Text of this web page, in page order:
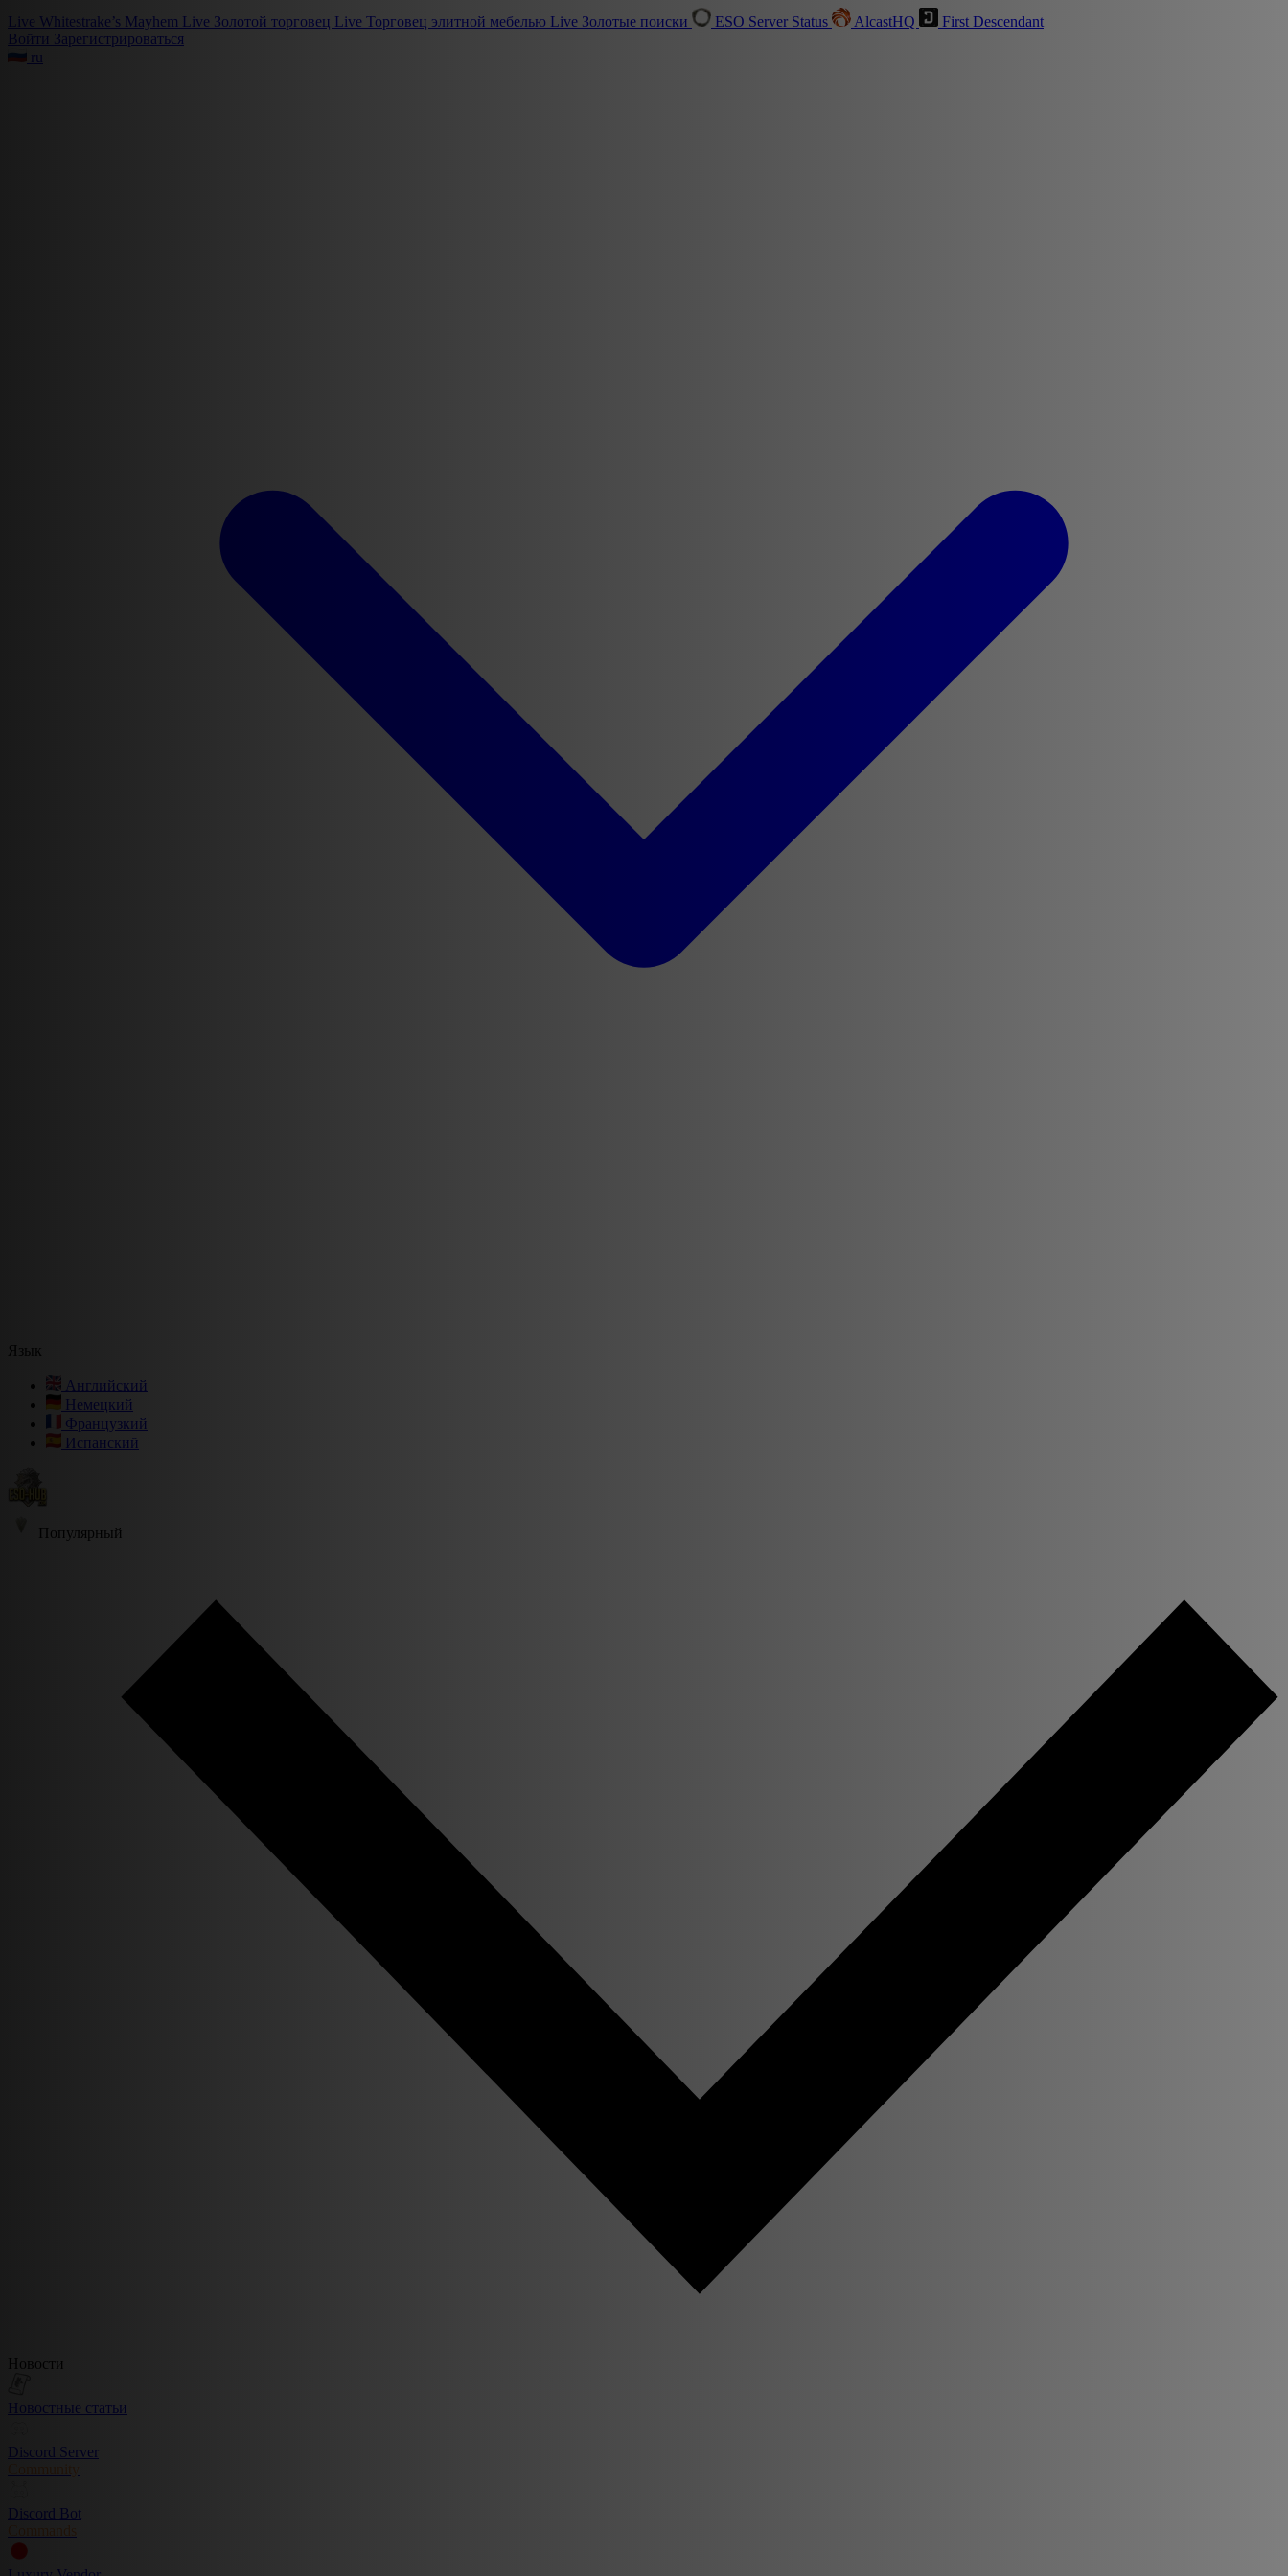
Live Whitestrake’s Mayhem Live Золотой торговец Live Торговец элитной мебелью Live Золотые поиски ESO Server Status AlcastHQ
First Descendant
Войти Зарегистрироваться
ru
Язык
Английский
Немецкий
Французкий
Испанский
Популярный
Новости
Новостные статьи
Discord Server
Community
Discord Bot